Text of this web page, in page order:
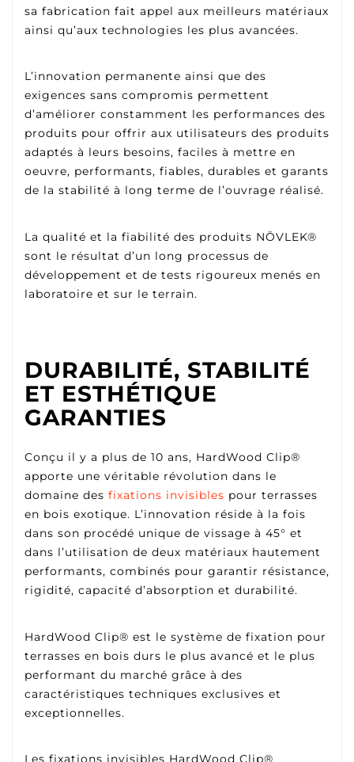
sa fabrication fait appel aux meilleurs matériaux
ainsi qu’aux technologies les plus avancées.
L’innovation permanente ainsi que des
exigences sans compromis permettent
d’améliorer constamment les performances des
produits pour offrir aux utilisateurs des produits
adaptés à leurs besoins, faciles à mettre en
oeuvre, performants, fiables, durables et garants
de la stabilité à long terme de l’ouvrage réalisé.
La qualité et la fiabilité des produits NÖVLEK®
sont le résultat d’un long processus de
développement et de tests rigoureux menés en
laboratoire et sur le terrain.
DURABILITÉ, STABILITÉ
ET ESTHÉTIQUE
GARANTIES
Conçu il y a plus de 10 ans, HardWood Clip®
apporte une véritable révolution dans le
domaine des fixations invisibles pour terrasses
en bois exotique. L’innovation réside à la fois
dans son procédé unique de vissage à 45° et
dans l’utilisation de deux matériaux hautement
performants, combinés pour garantir résistance,
rigidité, capacité d’absorption et durabilité.
HardWood Clip® est le système de fixation pour
terrasses en bois durs le plus avancé et le plus
performant du marché grâce à des
caractéristiques techniques exclusives et
exceptionnelles.
Les fixations invisibles HardWood Clip®